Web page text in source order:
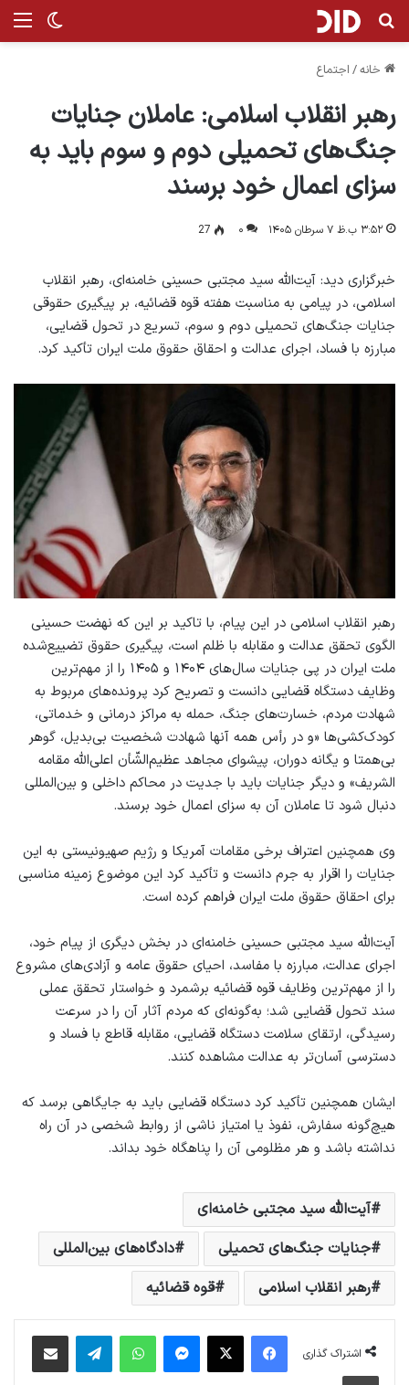
تغییر جستجو برای
خانه/ اجتماع
رهبر انقلاب اسلامی: عاملان جنایات
جنگ‌های تحمیلی دوم و سوم باید به
سزای اعمال خود برسند
۳:۵۲ ب.ظ ۷ سرطان ۱۴۰۵ ۰ 27
خبرگزاری دید: آیت‌الله سید مجتبی حسینی خامنه‌ای، رهبر انقلاب
اسلامی، در پیامی به مناسبت هفته قوه قضائیه، بر پیگیری حقوقی
جنایات جنگ‌های تحمیلی دوم و سوم، تسریع در تحول قضایی،
مبارزه با فساد، اجرای عدالت و احقاق حقوق ملت ایران تأکید کرد.
رهبر انقلاب اسلامی در این پیام، با تاکید بر این که نهضت حسینی
الگوی تحقق عدالت و مقابله با ظلم است، پیگیری حقوق تضییع‌شده
ملت ایران در پی جنایات سال‌های ۱۴۰۴ و ۱۴۰۵ را از مهم‌ترین
وظایف دستگاه قضایی دانست و تصریح کرد پرونده‌های مربوط به
شهادت مردم، خسارت‌های جنگ، حمله به مراکز درمانی و خدماتی،
کودک‌کشی‌ها «و در رأس همه‌ آنها شهادت شخصیت بی‌بدیل، گوهر
بی‌همتا و یگانه دوران، پیشوای مجاهد عظیم‌الشّأن اعلی‌الله ‌مقامه
‌الشریف» و دیگر جنایات باید با جدیت در محاکم داخلی و بین‌المللی
دنبال شود تا عاملان آن به سزای اعمال خود برسند.
وی همچنین اعتراف برخی مقامات آمریکا و رژیم صهیونیستی به این
جنایات را اقرار به جرم دانست و تأکید کرد این موضوع زمینه مناسبی
برای احقاق حقوق ملت ایران فراهم کرده است.
آیت‌الله سید مجتبی حسینی خامنه‌ای در بخش دیگری از پیام خود،
اجرای عدالت، مبارزه با مفاسد، احیای حقوق عامه و آزادی‌های مشروع
را از مهم‌ترین وظایف قوه قضائیه برشمرد و خواستار تحقق عملی
سند تحول قضایی شد؛ به‌گونه‌ای که مردم آثار آن را در سرعت
رسیدگی، ارتقای سلامت دستگاه قضایی، مقابله قاطع با فساد و
دسترسی آسان‌تر به عدالت مشاهده کنند.
ایشان همچنین تأکید کرد دستگاه قضایی باید به جایگاهی برسد که
هیچ‌گونه سفارش، نفوذ یا امتیاز ناشی از روابط شخصی در آن راه
نداشته باشد و هر مظلومی آن را پناهگاه خود بداند.
آیت‌الله سید مجتبی خامنه‌ای
جنایات جنگ‌های تحمیلی
دادگاه‌های بین‌المللی
رهبر انقلاب اسلامی
قوه قضائیه
اشتراک گذاری
فیس بوک X پیام رسان واتس آپ تلگرام اشتراک گذاری از طریق ایمیل
چاپ